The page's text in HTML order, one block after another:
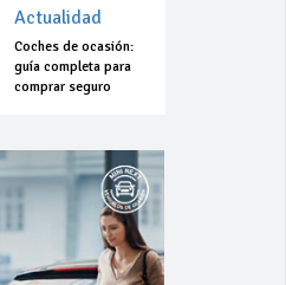
Actualidad
Coches de ocasión:
guía completa para
comprar seguro